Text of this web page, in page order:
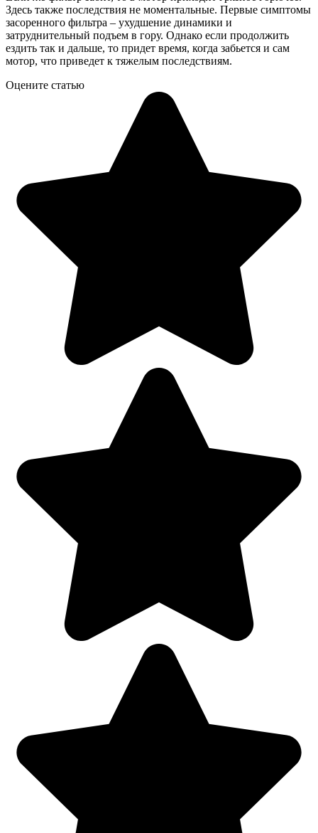
Здесь также последствия не моментальные. Первые симптомы
засоренного фильтра – ухудшение динамики и
затруднительный подъем в гору. Однако если продолжить
ездить так и дальше, то придет время, когда забьется и сам
мотор, что приведет к тяжелым последствиям.
Оцените статью